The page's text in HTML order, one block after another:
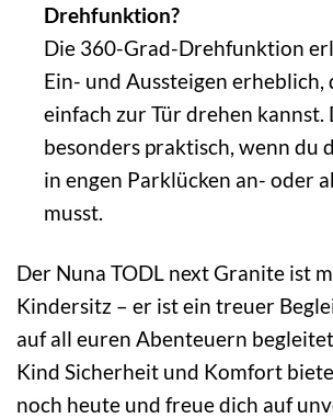
Drehfunktion?
Die 360-Grad-Drehfunktion
Ein- und Aussteigen erheblich,
einfach zur Tür drehen kannst.
besonders praktisch, wenn du
in engen Parklücken an- oder
musst.
Der Nuna TODL next Granite ist
Kindersitz – er ist ein treuer
auf all euren Abenteuern
Kind Sicherheit und Komfort
noch heute und freue dich auf